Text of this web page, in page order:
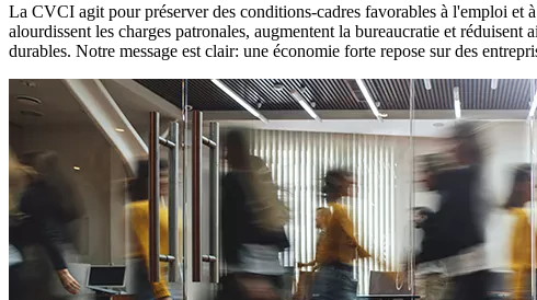
La CVCI agit pour préserver des conditions-cadres favorables à l'emploi et
alourdissent les charges patronales, augmentent la bureaucratie et
durables. Notre message est clair: une économie forte repose sur des